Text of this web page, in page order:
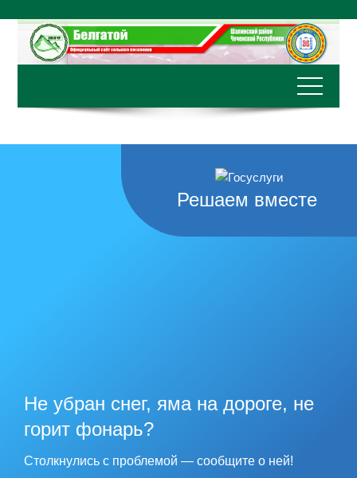
содержимому
Решаем вместе
Не убран снег, яма на дороге, не
горит фонарь?
Столкнулись с проблемой — сообщите о ней!